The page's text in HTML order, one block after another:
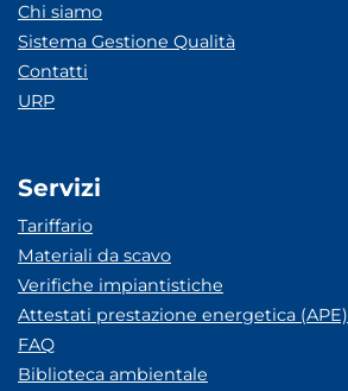
Chi siamo
Sistema Gestione Qualità
Contatti
URP
Servizi
Tariffario
Materiali da scavo
Verifiche impiantistiche
Attestati prestazione energetica (APE)
FAQ
Biblioteca ambientale